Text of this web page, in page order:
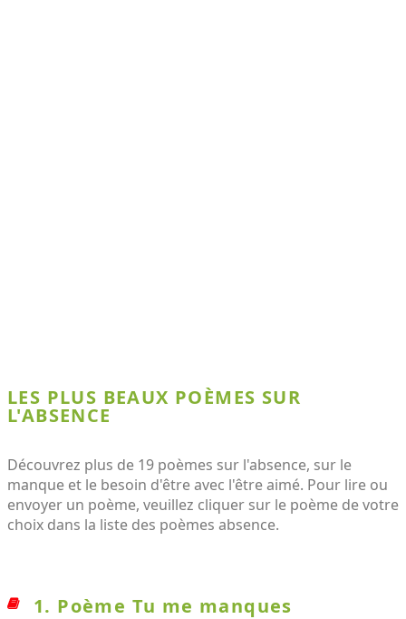
LES PLUS BEAUX POÈMES SUR
L'ABSENCE
Découvrez plus de 19 poèmes sur l'absence, sur le
manque et le besoin d'être avec l'être aimé. Pour lire ou
envoyer un poème, veuillez cliquer sur le poème de votre
choix dans la liste des poèmes absence.
1. Poème Tu me manques